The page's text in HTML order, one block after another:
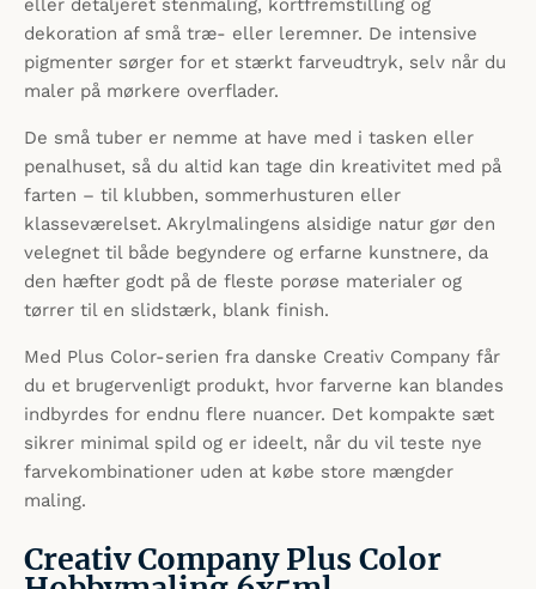
eller detaljeret stenmaling, kortfremstilling og
dekoration af små træ- eller leremner. De intensive
pigmenter sørger for et stærkt farveudtryk, selv når du
maler på mørkere overflader.
De små tuber er nemme at have med i tasken eller
penalhuset, så du altid kan tage din kreativitet med på
farten – til klubben, sommerhusturen eller
klasseværelset. Akrylmalingens alsidige natur gør den
velegnet til både begyndere og erfarne kunstnere, da
den hæfter godt på de fleste porøse materialer og
tørrer til en slidstærk, blank finish.
Med Plus Color-serien fra danske Creativ Company får
du et brugervenligt produkt, hvor farverne kan blandes
indbyrdes for endnu flere nuancer. Det kompakte sæt
sikrer minimal spild og er ideelt, når du vil teste nye
farvekombinationer uden at købe store mængder
maling.
Creativ Company Plus Color